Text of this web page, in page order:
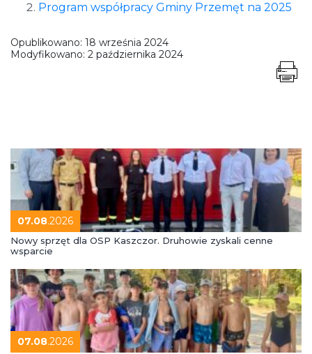
Program współpracy Gminy Przemęt na 2025
Opublikowano: 18 września 2024
Modyfikowano: 2 października 2024
07.08.2026
Nowy sprzęt dla OSP Kaszczor. Druhowie zyskali cenne
wsparcie
07.08.2026